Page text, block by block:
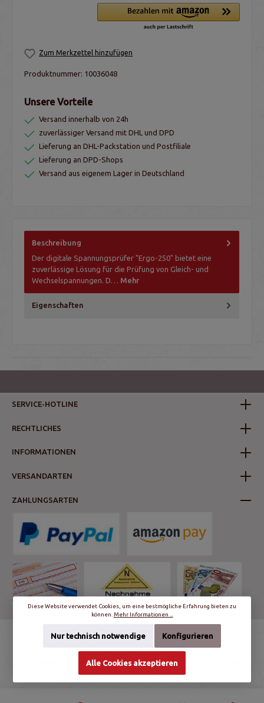
Zum Merkzettel hinzufügen
Produktnummer: 10036048
Unsere Vorteile
Versand innerhalb von 24h
zuverlässiger Versand mit DHL und DPD
Lieferung an DHL-Packstation und Postfiliale
Lieferung an DPD-Shops
Versand aus eigenem Lager in Deutschland
Beschreibung
Der digitale Spannungsprüfer "Ergo-250" bietet eine
zuverlässige Lösung für die Prüfung von Gleich- und
Wechselspannungen. D… Mehr
Eigenschaften
SERVICE-HOTLINE
RECHTLICHES
INFORMATIONEN
VERSANDARTEN
ZAHLUNGSARTEN
Nachnahmegebühren, wenn nicht anders angegeben.
© schalter-und-steckdosen.de | World Trading Net GmbH & Co. KG - Alle
Diese Website verwendet Cookies, um eine bestmögliche Erfahrung bieten zu
können. Mehr Informationen ...
Nur technisch notwendige Konfigurieren
Alle Cookies akzeptieren